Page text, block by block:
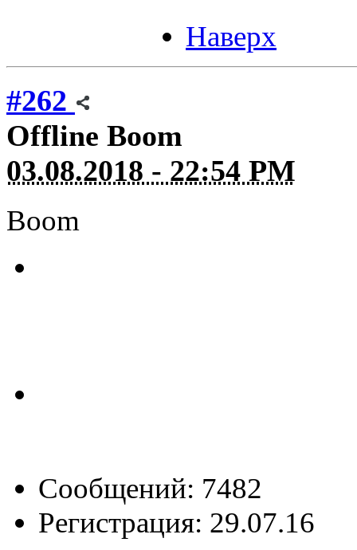
Наверх
#262
Offline Boom
03.08.2018 - 22:54 PM
Boom
Сообщений: 7482
Регистрация: 29.07.16